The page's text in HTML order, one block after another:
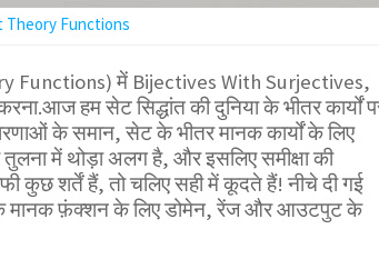
Theory Functions
Functions) में Bijectives With Surjectives,
हम सेट सिद्धांत की दुनिया के भीतर कार्यों
के समान, सेट के भीतर मानक कार्यों के लिए
में थोड़ा अलग है, और इसलिए समीक्षा की
शर्तें हैं, तो चलिए सही में कूदते हैं! नीचे दी गई
मानक फ़ंक्शन के लिए डोमेन, रेंज और आउटपुट के